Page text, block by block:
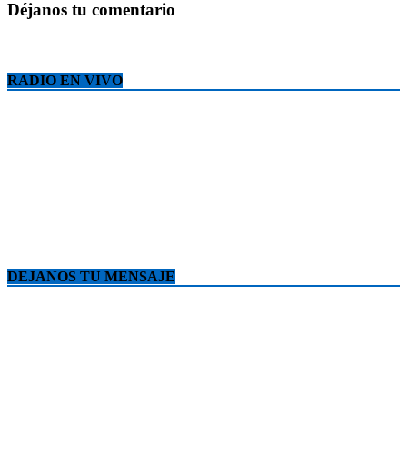
Déjanos tu comentario
RADIO EN VIVO
DEJANOS TU MENSAJE